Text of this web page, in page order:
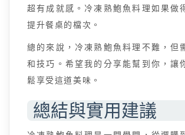
超有成就感。冷凍熟鮑魚料理如果做
提升餐桌的檔次。
總的來說，冷凍熟鮑魚料理不難，但
和技巧。希望我的分享能幫到你，讓
鬆享受這道美味。
總結與實用建議